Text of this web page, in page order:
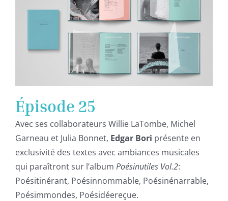
Épisode 25
Avec ses collaborateurs Willie LaTombe, Michel
Garneau et Julia Bonnet, Edgar Bori présente en
exclusivité des textes avec ambiances musicales
qui paraîtront sur l’album Poésinutiles Vol.2:
Poésitinérant, Poésinnommable, Poésinénarrable,
Poésimmondes, Poésidéereçue.